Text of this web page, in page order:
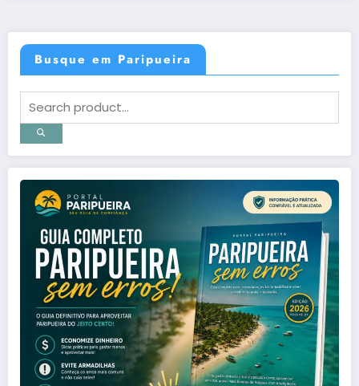
Busque em Paripueira